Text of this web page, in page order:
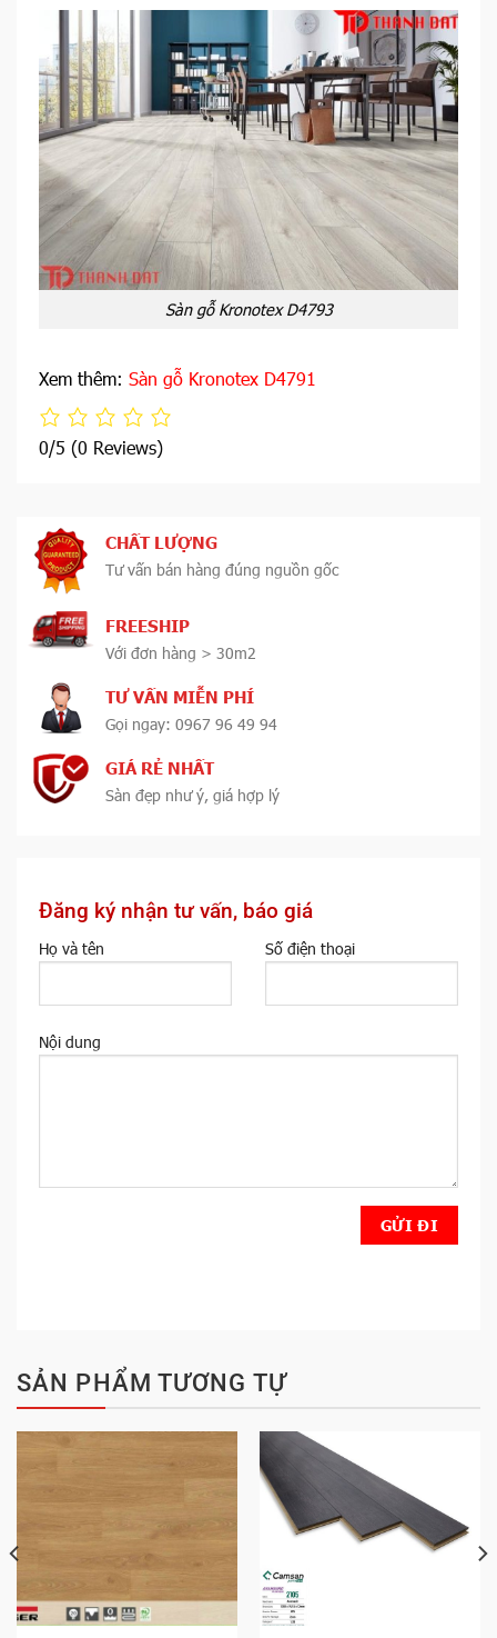
Sàn gỗ Kronotex D4793
Xem thêm: Sàn gỗ Kronotex D4791
0/5 (0 Reviews)
CHẤT LƯỢNG
Tư vấn bán hàng đúng nguồn gốc
FREESHIP
Với đơn hàng > 30m2
TƯ VẤN MIỄN PHÍ
Gọi ngay: 0967 96 49 94
GIÁ RẺ NHẤT
Sàn đẹp như ý, giá hợp lý
Đăng ký nhận tư vấn, báo giá
Họ và tên Số điện thoại
Nội dung
SẢN PHẨM TƯƠNG TỰ